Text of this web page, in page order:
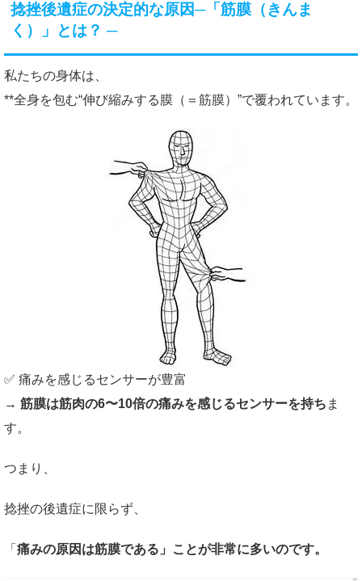
捻挫後遺症の決定的な原因─「筋膜（きんま
く）」とは？ ─
私たちの身体は、
**全身を包む“伸び縮みする膜（＝筋膜）”で覆われています。
✅ 痛みを感じるセンサーが豊富
→ 筋膜は筋肉の6〜10倍の痛みを感じるセンサーを持ち ま
す。
つまり、
捻挫の後遺症に限らず、
「 痛みの原因は筋膜である」ことが非常に多いのです。